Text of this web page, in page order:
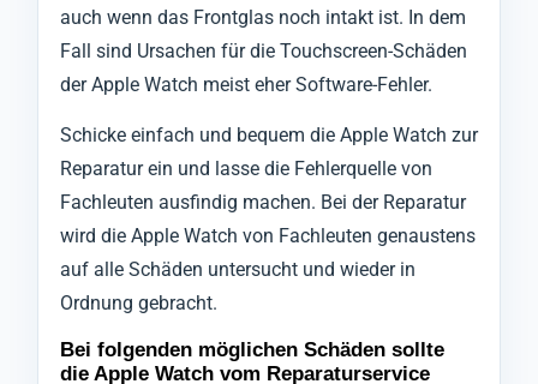
auch wenn das Frontglas noch intakt ist. In dem
Fall sind Ursachen für die Touchscreen-Schäden
der Apple Watch meist eher Software-Fehler.
Schicke einfach und bequem die Apple Watch zur
Reparatur ein und lasse die Fehlerquelle von
Fachleuten ausfindig machen. Bei der Reparatur
wird die Apple Watch von Fachleuten genaustens
auf alle Schäden untersucht und wieder in
Ordnung gebracht.
Bei folgenden möglichen Schäden sollte
die Apple Watch vom Reparaturservice